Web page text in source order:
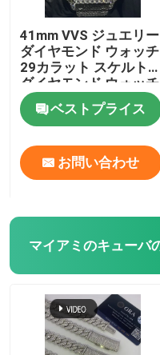
41mm VVS ジュエリー
ダイヤモンド ウォッチ
29カラット スケルトン
ダイヤモンド ウォッチ
ベストプライス
お問い合わせ